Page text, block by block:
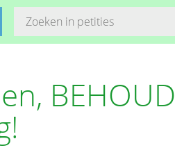
BEHOUD